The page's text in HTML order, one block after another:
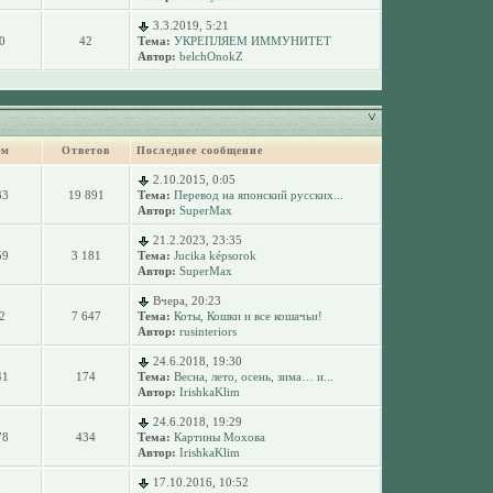
42
3.3.2019, 5:21
Тема: УКРЕПЛЯЕМ ИММУНИТЕТ
Автор: belchOnokZ
Ответов Последнее сообщение
19 891
2.10.2015, 0:05
Тема: Перевод на японский русских...
Автор: SuperMax
3 181
21.2.2023, 23:35
Тема: Jucika képsorok
Автор: SuperMax
7 647
Вчера, 20:23
Тема: Коты, Кошки и все кошачьи!
Автор: rusinteriors
174
24.6.2018, 19:30
Тема: Весна, лето, осень, зима… и...
Автор: IrishkaKlim
434
24.6.2018, 19:29
Тема: Картины Мохова
Автор: IrishkaKlim
17.10.2016, 10:52